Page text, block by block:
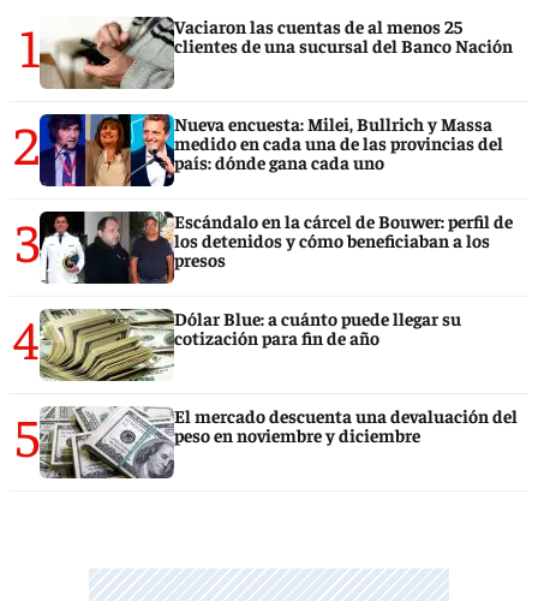
1
Vaciaron las cuentas de al menos 25
clientes de una sucursal del Banco Nación
2
Nueva encuesta: Milei, Bullrich y Massa
medido en cada una de las provincias del
país: dónde gana cada uno
3
Escándalo en la cárcel de Bouwer: perfil de
los detenidos y cómo beneficiaban a los
presos
4
Dólar Blue: a cuánto puede llegar su
cotización para fin de año
5
El mercado descuenta una devaluación del
peso en noviembre y diciembre